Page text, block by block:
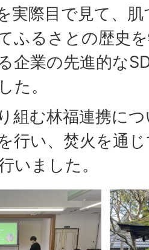
実際目で見て、
ふるさとの歴史
企業の先進的な
た。
組む林福連携に
行い、焚火を通
いました。